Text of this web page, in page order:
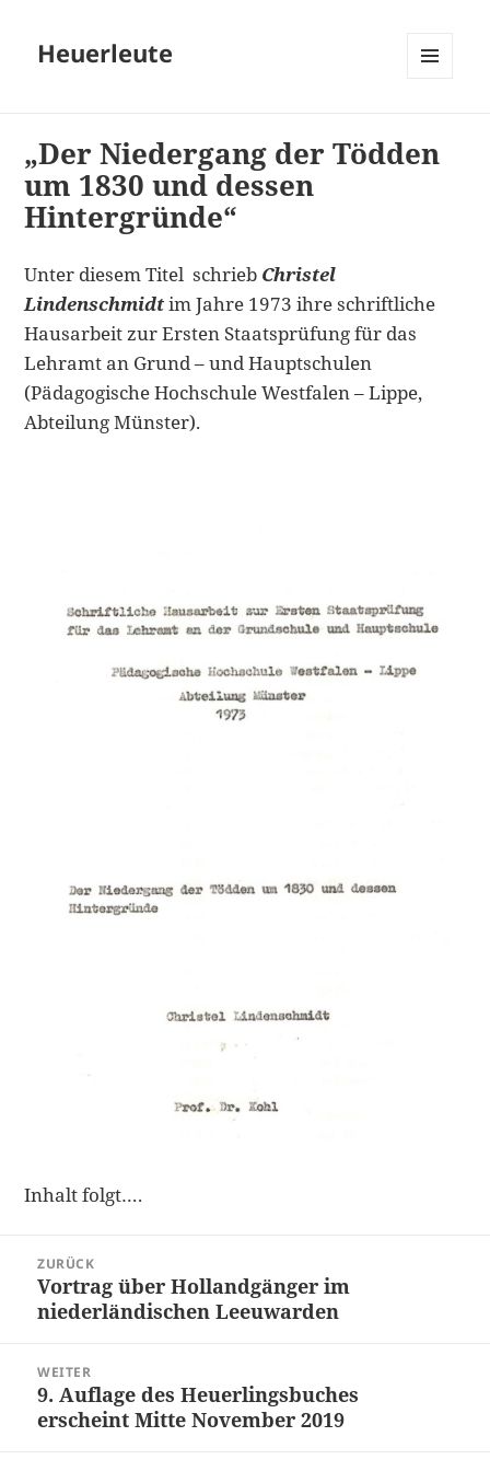
Heuerleute
„Der Niedergang der Tödden
um 1830 und dessen
Hintergründe“
Unter diesem Titel schrieb Christel
Lindenschmidtim Jahre 1973 ihre schriftliche
Hausarbeit zur Ersten Staatsprüfung für das
Lehramt an Grund – und Hauptschulen
(Pädagogische Hochschule Westfalen – Lippe,
Abteilung Münster).
Inhalt folgt….
ZURÜCK
Vorheriger
Beitrag:
Vortrag über Hollandgänger im
niederländischen Leeuwarden
WEITER
Nächster
Beitrag:
9. Auflage des Heuerlingsbuches
erscheint Mitte November 2019